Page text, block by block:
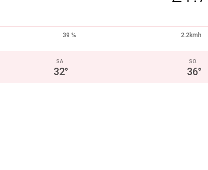
39 %
2.2kmh
SA.
32°
SO.
36°